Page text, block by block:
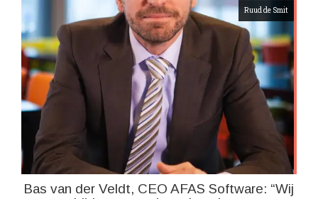
Ruud de Smit
Bas van der Veldt, CEO AFAS Software: “Wij